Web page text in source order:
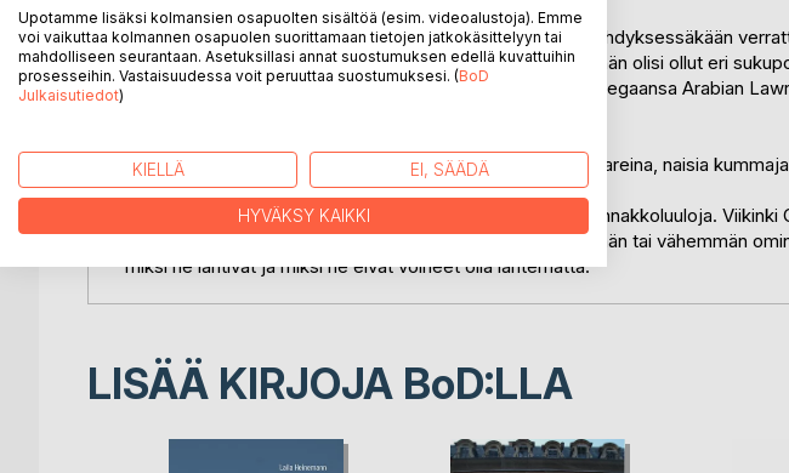
Silloinkin, kun näitä matkakertomuksia kehuttiin, niitä ei erehdyksessäkään
Vertailukohdaksi etsittiin aina toinen naismatkailija, vaikka hän olisi ollut eri
puolella palloa. Getrude Belliä ei verrattu ystäväänsä ja kollegaansa Arabian
Tuntemattomilla seuduilla matkailevia miehiä pidettiin sankareina, naisia
Kuitenkin aina on ollut naisia, jotka ovat uhmanneet näitä ennakkoluuloja.
Rautavaaraan naiset ovat matkustelleet maailmalla enemmän tai vähemmän
miksi he lähtivät ja miksi he eivät voineet olla lähtemättä.
LISÄÄ KIRJOJA BoD:LLA
Upotamme lisäksi kolmansien osapuolten sisältöä (esim. videoalustoja). Emme
voi vaikuttaa kolmannen osapuolen suorittamaan tietojen jatkokäsittelyyn tai
mahdolliseen seurantaan. Asetuksillasi annat suostumuksen edellä kuvattuihin
prosesseihin. Vastaisuudessa voit peruuttaa suostumuksesi. (BoD
Julkaisutiedot)
KIELLÄ EI, SÄÄDÄ
HYVÄKSY KAIKKI